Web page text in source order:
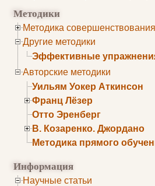
Методики
Методика совершенствования
Другие методики
Эффективные
Авторские методики
Уильям Уокер Аткинсон
Франц Лёзер
Отто Эренберг
В. Козаренко. Джордано
Методика прямого
Информация
Научные статьи